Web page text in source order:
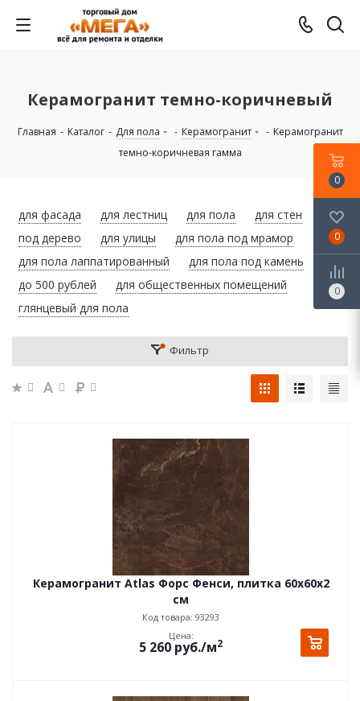
Керамогранит темно-коричневый
Главная - Каталог - Для пола - Керамогранит - Керамогранит
темно-коричневая гамма
для фасада для лестниц для пола
для стен
под дерево
для улицы
для пола под мрамор
для пола лаппатированный
для пола под камень
до 500 рублей
для общественных помещений
глянцевый для пола
Фильтр
Керамогранит Atlas Форс Фенси, плитка 60x60x2
см
Код товара: 93293
Цена:
5 260 руб./м2
0
0
0